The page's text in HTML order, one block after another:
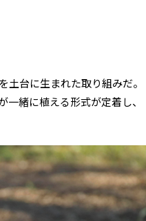
台に生まれた取り組みだ。
緒に植える形式が定着し、